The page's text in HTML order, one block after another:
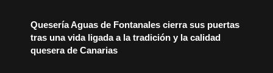
Quesería Aguas de Fontanales cierra sus puertas
tras una vida ligada a la tradición y la calidad
quesera de Canarias